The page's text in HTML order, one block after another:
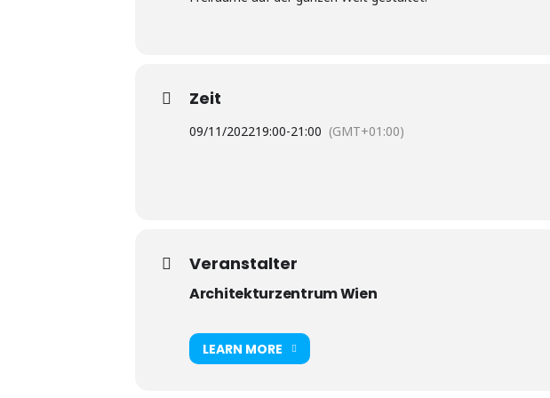
Zeit
09/11/202219:00-21:00 (GMT+01:00)
Veranstalter
Architekturzentrum Wien
LEARN MORE